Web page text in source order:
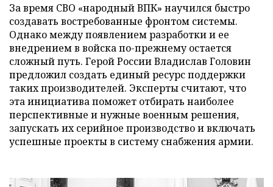
За время СВО «народный ВПК» научился быстро
создавать востребованные фронтом системы.
Однако между появлением разработки и ее
внедрением в войска по-прежнему остается
сложный путь. Герой России Владислав Головин
предложил создать единый ресурс поддержки
таких производителей. Эксперты считают, что
эта инициатива поможет отбирать наиболее
перспективные и нужные военным решения,
запускать их серийное производство и включать
успешные проекты в систему снабжения армии.